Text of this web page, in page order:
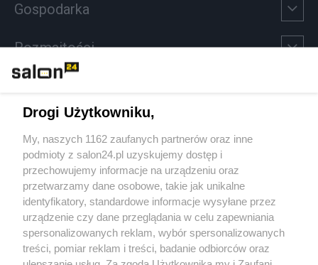
Gospodarka
Rozmaitości
Sport
Społeczeństwo
Kultura
Drogi Użytkowniku,
My, naszych 1162 zaufanych partnerów oraz inne
podmioty z salon24.pl uzyskujemy dostęp i
przechowujemy informacje na urządzeniu oraz
przetwarzamy dane osobowe, takie jak unikalne
identyfikatory, standardowe informacje wysyłane przez
urządzenie czy dane przeglądania w celu zapewniania
spersonalizowanych reklam, wybór spersonalizowanych
treści, pomiar reklam i treści, badanie odbiorców oraz